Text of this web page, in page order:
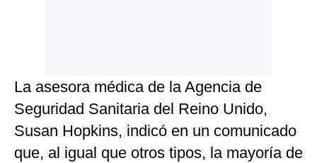
La asesora médica de la Agencia de
Seguridad Sanitaria del Reino Unido,
Susan Hopkins, indicó en un comunicado
que, al igual que otros tipos, la mayoría de